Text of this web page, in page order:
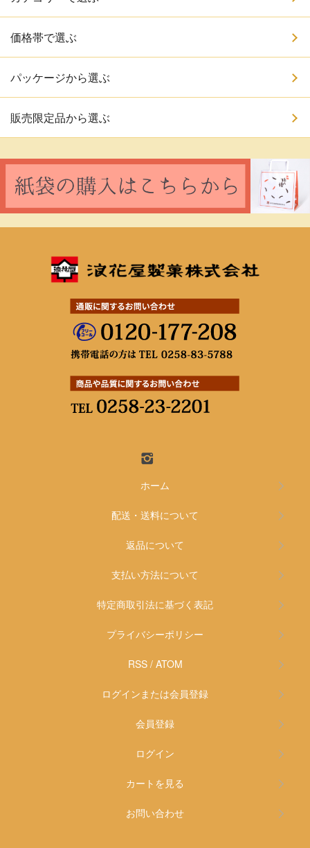
価格帯で選ぶ
パッケージから選ぶ
販売限定品から選ぶ
ホーム
配送・送料について
返品について
支払い方法について
特定商取引法に基づく表記
プライバシーポリシー
RSS/ ATOM
ログインまたは会員登録
会員登録
ログイン
カートを見る
お問い合わせ